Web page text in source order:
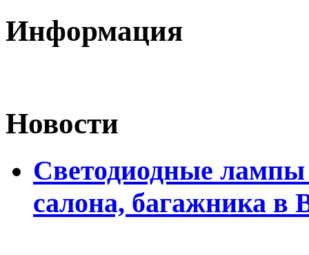
Информация
Новости
Светодиодные лампы
салона, багажника в